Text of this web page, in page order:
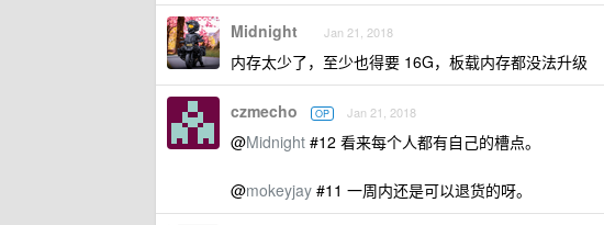
Midnight Jan 21, 2018
内存太少了，至少也得要 16G，板载内存都没法升级
czmecho OP Jan 21, 2018
@Midnight #12 看来每个人都有自己的槽点。
@mokeyjay #11 一周内还是可以退货的呀。